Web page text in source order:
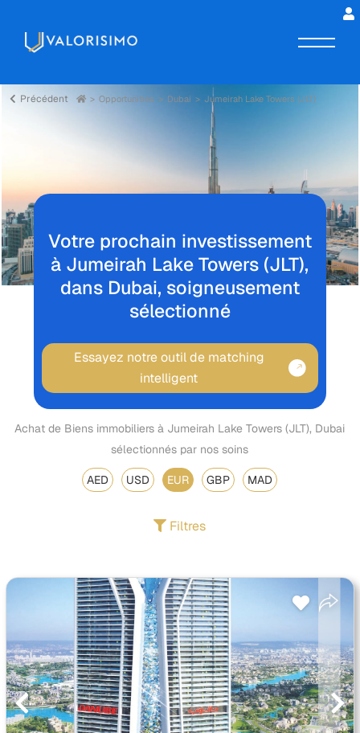
Précédent Opportunities Dubai Jumeirah Lake Towers (JLT)
Votre prochain investissement
à Jumeirah Lake Towers (JLT),
dans Dubai, soigneusement
sélectionné
Essayez notre outil de matching
intelligent
Achat de Biens immobiliers à Jumeirah Lake Towers (JLT), Dubai
sélectionnés par nos soins
AED USD EUR GBP MAD
Filtres